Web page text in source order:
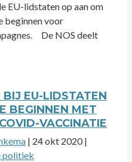
EU-lidstaten op aan om
beginnen voor
De NOS deelt
BIJ EU-LIDSTATEN
BEGINNEN MET
VACCINATIE
| 24 okt 2020|
politiek